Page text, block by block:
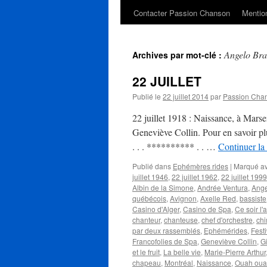
Contacter Passion Chanson
Archives par mot-clé :Angelo
22 JUILLET
Publié le 22 juillet 2014par Passion
22 juillet 1918 : Naissance, à
Geneviève Collin. Pour en savoir
. . . ********** . . … Continuer la
Publié dans Ephémères rides | Marqué
juillet 1946, 22 juillet 1962, 22 juillet 1999
Albin de la Simone, Andrée Ventura,
québécois, Avignon, Axelle Red, bassiste
Casino d'Alger, Casino de Spa, Ce soir
chanteur, chanteuse, chef d'orchestre,
par deux rassemblés, Ephémérides,
Francofolies de Spa, Geneviève Collin,
et le fruit, La belle vie, Marie-Pierre Arthur,
chapeau, Montréal, Naissance, Ouah